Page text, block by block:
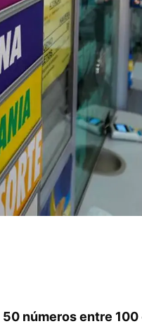
50 números entre